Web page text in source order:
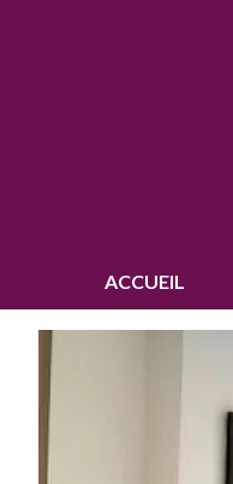
ACCUEIL